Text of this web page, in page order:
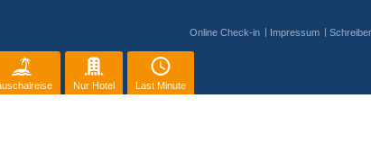
Online Check-in Impressum
Nur Hotel Last Minute